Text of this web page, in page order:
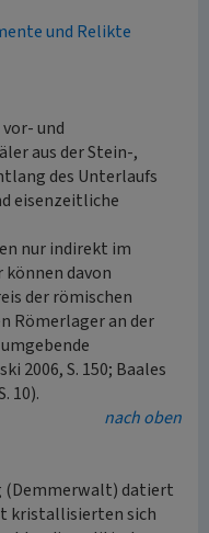
und Relikte
und
aus der Stein-,
des Unterlaufs
eisenzeitliche
nur indirekt im
davon
der römischen
Römerlager an der
2006, S. 150; Baales
10).
nach oben
(Demmerwalt) datiert
kristallisierten sich